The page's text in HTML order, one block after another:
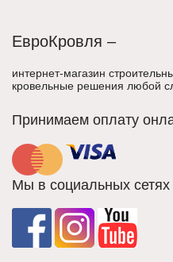
ЕвроКровля –
интернет-магазин
кровельные решения любой
Принимаем оплату
Мы в социальных сетях